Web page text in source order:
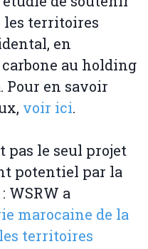
les territoires
en
au holding
Pour en savoir
voir ici.
pas le seul projet
potentiel par la
WSRW a
marocaine de la
territoires